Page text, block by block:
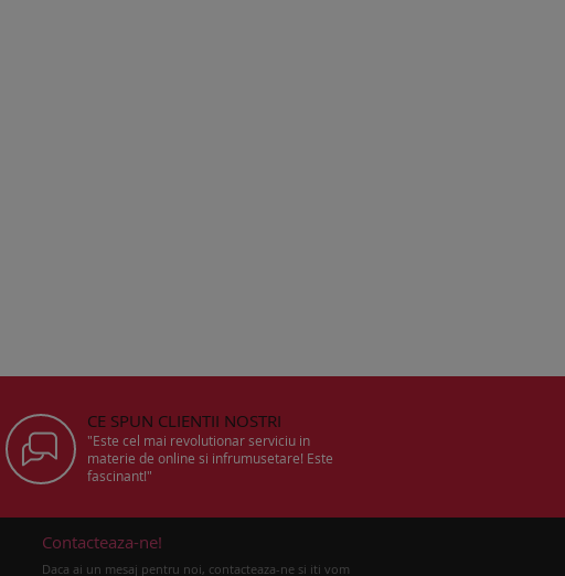
CE SPUN CLIENTII NOSTRI
"Este cel mai revolutionar serviciu in
materie de online si infrumusetare! Este
fascinant!"
Contacteaza-ne!
Daca ai un mesaj pentru noi, contacteaza-ne si iti vom